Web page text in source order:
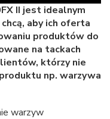
II jest idealnym
aby ich oferta
produktów do
na tackach
którzy nie
np. warzywa
warzyw